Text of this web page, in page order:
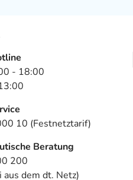
- 18:00
10 (Festnetztarif)
Beratung
200
aus dem dt. Netz)